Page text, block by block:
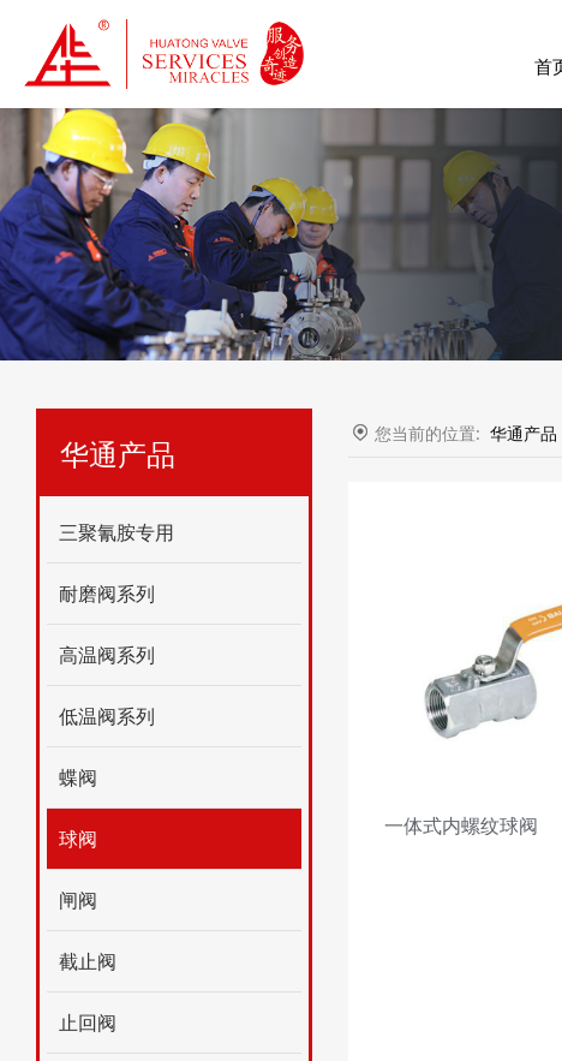
首
华通产品
三聚氰胺专用
耐磨阀系列
高温阀系列
低温阀系列
蝶阀
球阀
闸阀
截止阀
止回阀
您当前的位置: 华通产品
一体式内螺纹球阀